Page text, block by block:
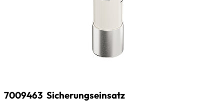
7009463 Sicherungseinsatz